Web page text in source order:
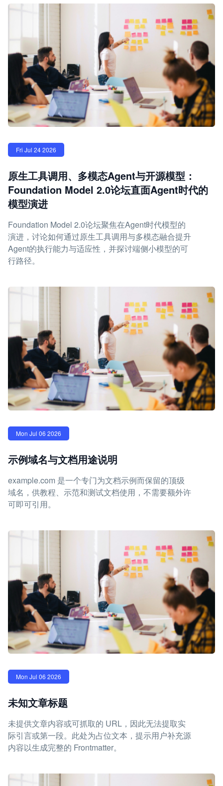
Fri Jul 24 2026
原生工具调用、多模态Agent与开源模型：
Foundation Model 2.0论坛直面Agent时代的
模型演进
Foundation Model 2.0论坛聚焦在Agent时代模型的
演进，讨论如何通过原生工具调用与多模态融合提升
Agent的执行能力与适应性，并探讨端侧小模型的可
行路径。
Mon Jul 06 2026
示例域名与文档用途说明
example.com 是一个专门为文档示例而保留的顶级
域名，供教程、示范和测试文档使用，不需要额外许
可即可引用。
Mon Jul 06 2026
未知文章标题
未提供文章内容或可抓取的 URL，因此无法提取实
际引言或第一段。此处为占位文本，提示用户补充源
内容以生成完整的 Frontmatter。